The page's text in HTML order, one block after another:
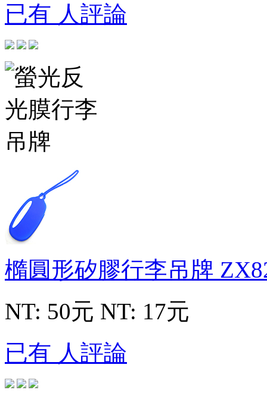
已有 人評論
橢圓形矽膠行李吊牌
NT: 50元 NT: 17元
已有 人評論